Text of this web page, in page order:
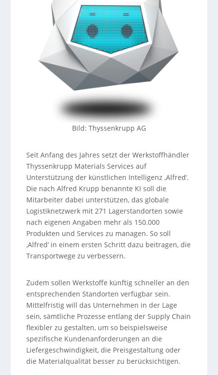
Bild: Thyssenkrupp AG
Seit Anfang des Jahres setzt der Werkstoffhändler
Thyssenkrupp Materials Services auf
Unterstützung der künstlichen Intelligenz ‚Alfred‘.
Die nach Alfred Krupp benannte KI soll die
Mitarbeiter dabei unterstützen, das globale
Logistiknetzwerk mit 271 Lagerstandorten sowie
nach eigenen Angaben mehr als 150.000
Produkten und Services zu managen. So soll
‚Alfred‘ in einem ersten Schritt dazu beitragen, die
Transportwege zu verbessern.
Zudem sollen Werkstoffe künftig schneller an den
entsprechenden Standorten verfügbar sein.
Mittelfristig will das Unternehmen in der Lage
sein, sämtliche Prozesse entlang der Supply Chain
flexibler zu gestalten, um so beispielsweise
spezifische Kundenanforderungen an die
Liefergeschwindigkeit, die Preisgestaltung oder
die Materialqualität besser zu berücksichtigen.